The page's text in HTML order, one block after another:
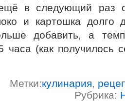
в следующий раз
и картошка долго
добавить, а
часа (как получилось
Метки:кулинария,
Рубрика: